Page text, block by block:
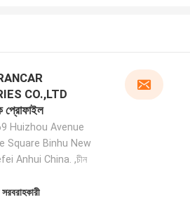
CO.,LTD
প্রোফাইল
Huizhou Avenue
Square Binhu New
Anhui China. ,চীন